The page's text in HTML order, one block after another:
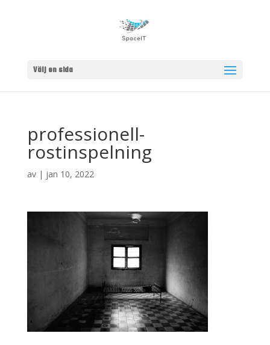
Välj en sida
professionell-
rostinspelning
av | jan 10, 2022